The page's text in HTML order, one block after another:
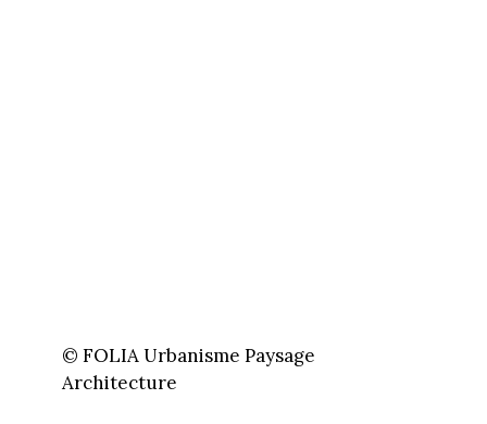
© FOLIA Urbanisme Paysage
Architecture